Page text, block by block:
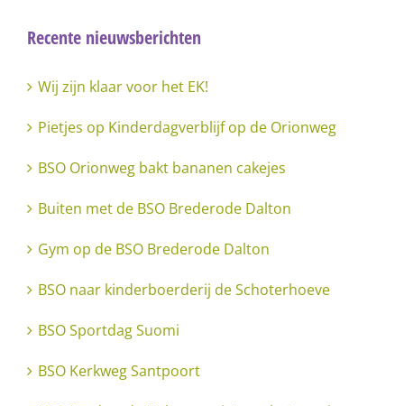
Recente nieuwsberichten
Wij zijn klaar voor het EK!
Pietjes op Kinderdagverblijf op de Orionweg
BSO Orionweg bakt bananen cakejes
Buiten met de BSO Brederode Dalton
Gym op de BSO Brederode Dalton
BSO naar kinderboerderij de Schoterhoeve
BSO Sportdag Suomi
BSO Kerkweg Santpoort